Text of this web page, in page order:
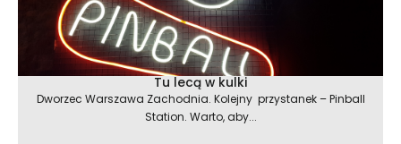
Tu lecą w kulki
Dworzec Warszawa Zachodnia. Kolejny przystanek – Pinball
Station. Warto, aby...